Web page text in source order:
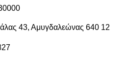
43, Αμυγδαλεώνας 640 12